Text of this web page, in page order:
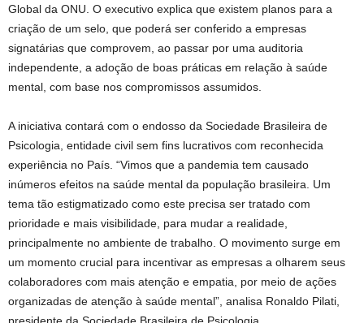
Global da ONU. O executivo explica que existem planos para a
criação de um selo, que poderá ser conferido a empresas
signatárias que comprovem, ao passar por uma auditoria
independente, a adoção de boas práticas em relação à saúde
mental, com base nos compromissos assumidos.
A iniciativa contará com o endosso da Sociedade Brasileira de
Psicologia, entidade civil sem fins lucrativos com reconhecida
experiência no País. “Vimos que a pandemia tem causado
inúmeros efeitos na saúde mental da população brasileira. Um
tema tão estigmatizado como este precisa ser tratado com
prioridade e mais visibilidade, para mudar a realidade,
principalmente no ambiente de trabalho. O movimento surge em
um momento crucial para incentivar as empresas a olharem seus
colaboradores com mais atenção e empatia, por meio de ações
organizadas de atenção à saúde mental”, analisa Ronaldo Pilati,